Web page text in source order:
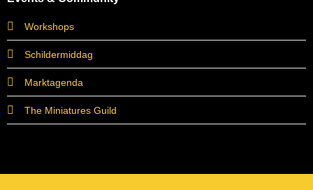
Workshops
Schildermiddag
Marktagenda
The Miniatures Guild